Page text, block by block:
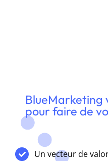
BlueMarketing
pour faire de
Un vecteur de